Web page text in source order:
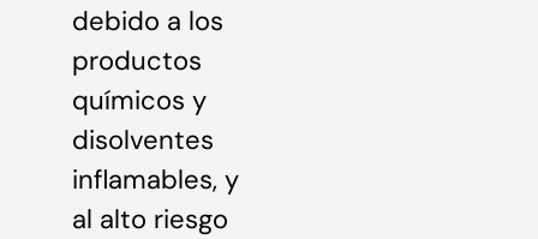
debido a los
productos
químicos y
disolventes
inflamables, y
al alto riesgo